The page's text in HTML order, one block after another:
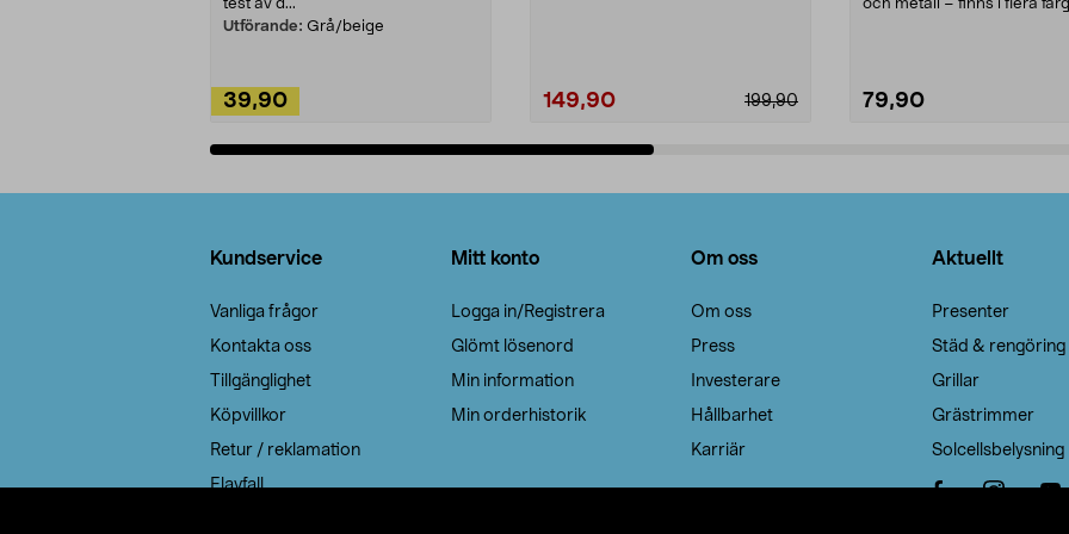
test av d...
Utförande: Grå/beige
39,90 199,90
149,90
och metall – finns i flera
79,90
Kundservice
Vanliga frågor
Kontakta oss
Tillgänglighet
Köpvillkor
Retur / reklamation
Elavfall
Mitt konto
Logga in/Registrera
Glömt lösenord
Min information
Min orderhistorik
Om oss
Om oss
Press
Investerare
Hållbarhet
Karriär
Aktuellt
Presenter
Städ & rengöring
Grillar
Grästrimmer
Solcellsbelysning